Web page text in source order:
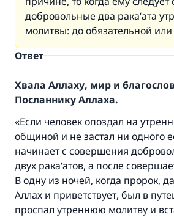
добровольные два рака‘ата
молитвы: до обязательной или
Ответ
Хвала Аллаху, мир и
Посланнику Аллаха.
«Если человек опоздал на
общиной и не застал ни одного
начинает с совершения
двух рака‘атов, а после
В одну из ночей, когда пророк,
Аллах и приветствует, был в
проспал утреннюю молитву и